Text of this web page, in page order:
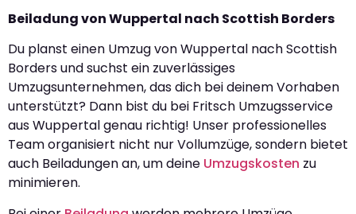
Beiladung von Wuppertal nach Scottish Borders
Du planst einen Umzug von Wuppertal nach Scottish
Borders und suchst ein zuverlässiges
Umzugsunternehmen, das dich bei deinem Vorhaben
unterstützt? Dann bist du bei Fritsch Umzugsservice
aus Wuppertal genau richtig! Unser professionelles
Team organisiert nicht nur Vollumzüge, sondern bietet
auch Beiladungen an, um deine Umzugskosten zu
minimieren.